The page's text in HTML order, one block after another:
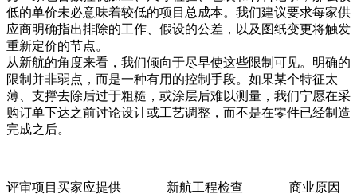
低的单价未必意味着较低的项目总成本。我们建议要求每家供
应商明确指出排除的工作、假设的公差，以及图纸变更将触发
重新定价的节点。
从新航的角度来看，我们倾向于尽早使这些限制可见。明确的
限制并非弱点，而是一种有用的控制手段。如果某个特征太
薄、支撑去除后过于粗糙，或涂层后难以测量，我们宁愿在采
购订单下达之前讨论设计或工艺调整，而不是在零件已经制造
完成之后。
评审项目 买家应提供 新航工程检查 商业原因